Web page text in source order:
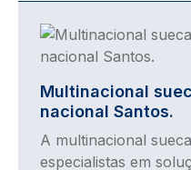
Imagem
Multinacional
nacional Santos.
A multinacional
especialistas em